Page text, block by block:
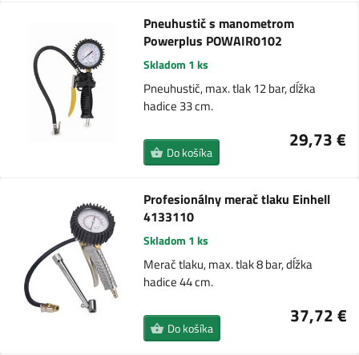
Pneuhustič s manometrom
Powerplus POWAIR0102
Skladom 1 ks
Pneuhustič, max. tlak 12 bar, dĺžka
hadice 33 cm.
29,73 €
Do košíka
Profesionálny merač tlaku Einhell
4133110
Skladom 1 ks
Merač tlaku, max. tlak 8 bar, dĺžka
hadice 44 cm.
37,72 €
Do košíka